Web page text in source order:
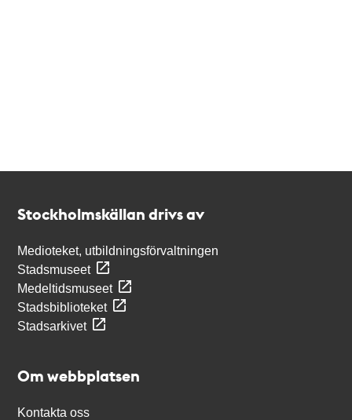
Stockholmskällan drivs av
Medioteket, utbildningsförvaltningen
Stadsmuseet
Medeltidsmuseet
Stadsbiblioteket
Stadsarkivet
Om webbplatsen
Kontakta oss